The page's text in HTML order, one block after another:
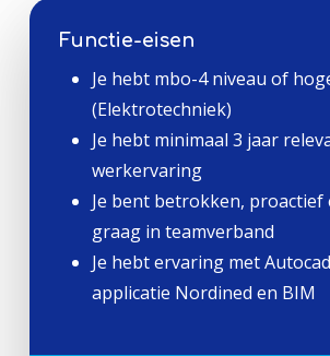
Functie-eisen
Je hebt mbo-4 niveau of
(Elektrotechniek)
Je hebt minimaal 3 jaar
werkervaring
Je bent betrokken, proactief
graag in teamverband
Je hebt ervaring met
applicatie Nordined en BIM